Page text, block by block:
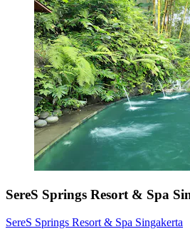
SereS Springs Resort & Spa
SereS Springs Resort & Spa Singakerta